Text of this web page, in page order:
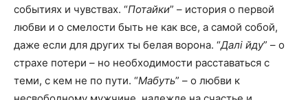
событиях и чувствах. “Потайки” – история о первой
любви и о смелости быть не как все, а самой собой,
даже если для других ты белая ворона. “Далі йду” – о
страхе потери – но необходимости расставаться с
теми, с кем не по пути. “Мабуть” – о любви к